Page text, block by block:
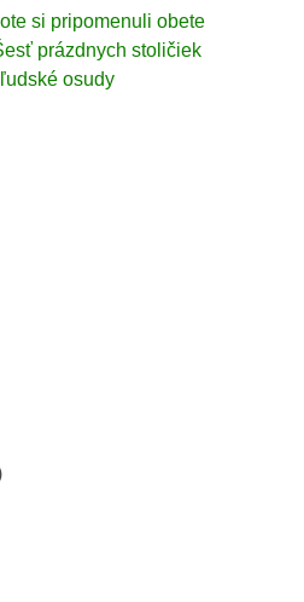
si pripomenuli obete
prázdnych stoličiek
osudy